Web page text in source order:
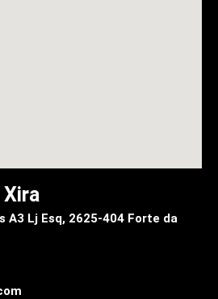
A3 Lj Esq, 2625-404 Forte da